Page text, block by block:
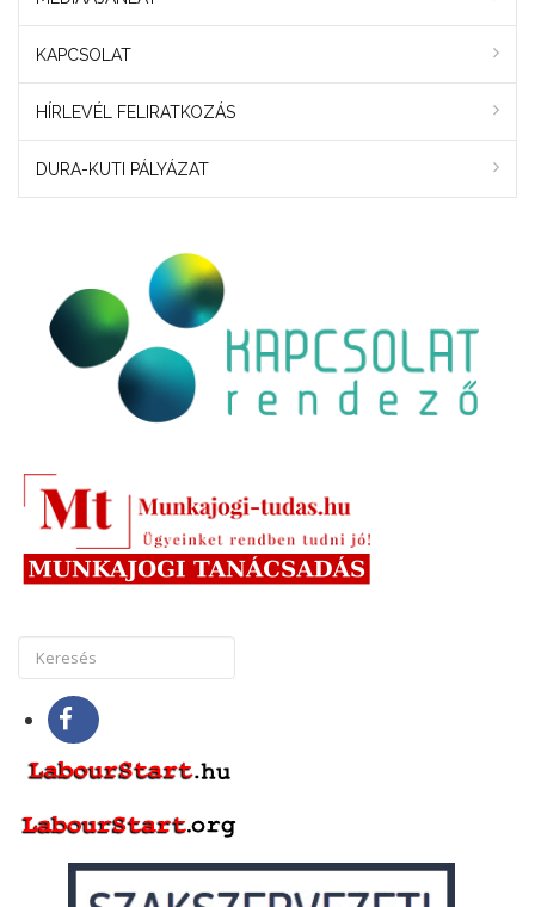
KAPCSOLAT
HÍRLEVÉL FELIRATKOZÁS
DURA-KUTI PÁLYÁZAT